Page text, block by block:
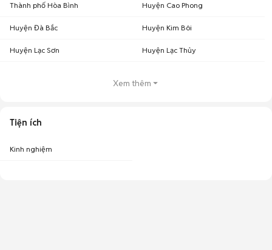
Thành phố Hòa Bình Huyện Cao Phong
Huyện Đà Bắc Huyện Kim Bôi
Huyện Lạc Sơn Huyện Lạc Thủy
Xem thêm
Tiện ích
Kinh nghiệm